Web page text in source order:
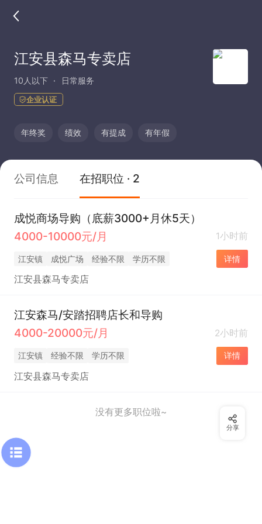
江安县森马专卖店
10人以下 日常服务
企业认证
年终奖 绩效 有提成 有年假
公司信息 在招职位 · 2
成悦商场导购（底薪3000+月休5天）
4000-10000元/月
1小时前
江安镇 成悦广场 经验不限 学历不限 详情
江安县森马专卖店
江安森马/安踏招聘店长和导购
4000-20000元/月
2小时前
江安镇 经验不限 学历不限 详情
江安县森马专卖店
没有更多职位啦~
分享